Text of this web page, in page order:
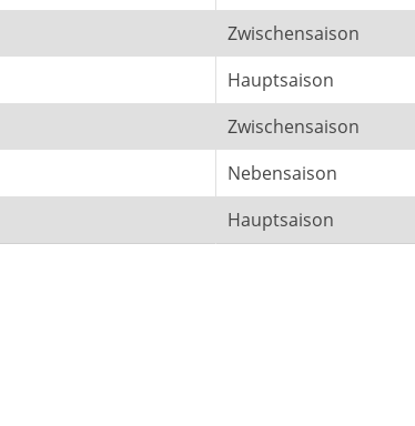
Zwischensaison
Hauptsaison
Zwischensaison
Nebensaison
Hauptsaison